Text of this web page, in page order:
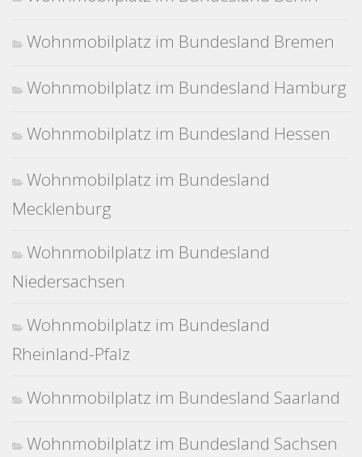
Wohnmobilplatz im Bundesland Bremen
Wohnmobilplatz im Bundesland Hamburg
Wohnmobilplatz im Bundesland Hessen
Wohnmobilplatz im Bundesland
Mecklenburg
Wohnmobilplatz im Bundesland
Niedersachsen
Wohnmobilplatz im Bundesland
Rheinland-Pfalz
Wohnmobilplatz im Bundesland Saarland
Wohnmobilplatz im Bundesland Sachsen